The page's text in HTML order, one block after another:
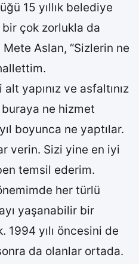
15 yıllık belediye
bir çok zorlukla da
Mete Aslan, “Sizlerin ne
yapınız ve asfaltınız
ne hizmet
boyunca ne yaptılar.
verin. Sizi yine en iyi
temsil ederim.
her türlü
yaşanabilir bir
yılı öncesini de
da olanlar ortada.